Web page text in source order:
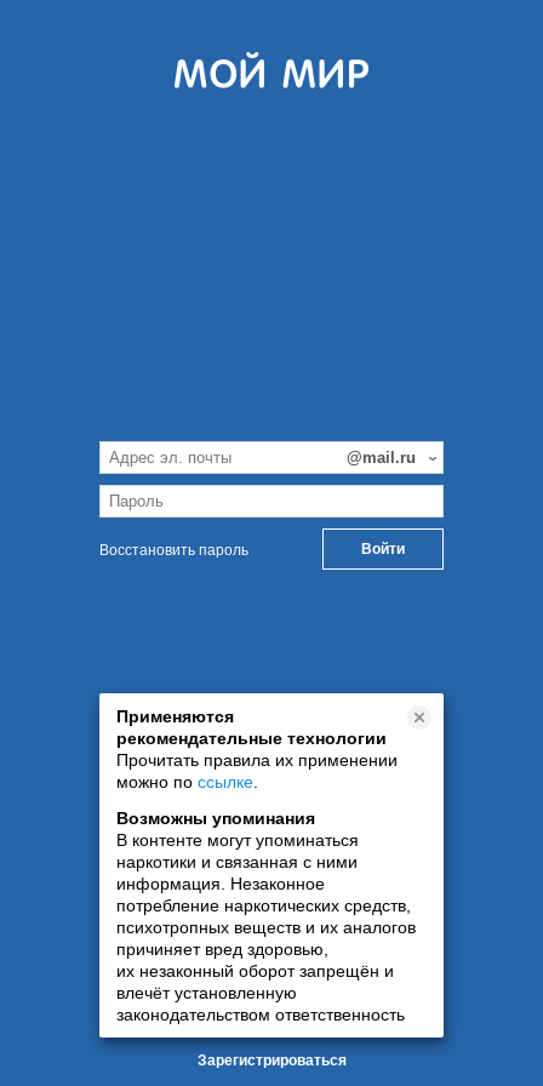
Восстановить пароль
Применяются
рекомендательные технологии
Прочитать правила их применении
можно по ссылке
Возможны упоминания
В контенте могут упоминаться
наркотики и связанная с ними
информация. Незаконное
потребление наркотических средств,
психотропных веществ и их аналогов
причиняет вред здоровью,
их незаконный оборот запрещён и
влечёт установленную
законодательством ответственность
Зарегистрироваться